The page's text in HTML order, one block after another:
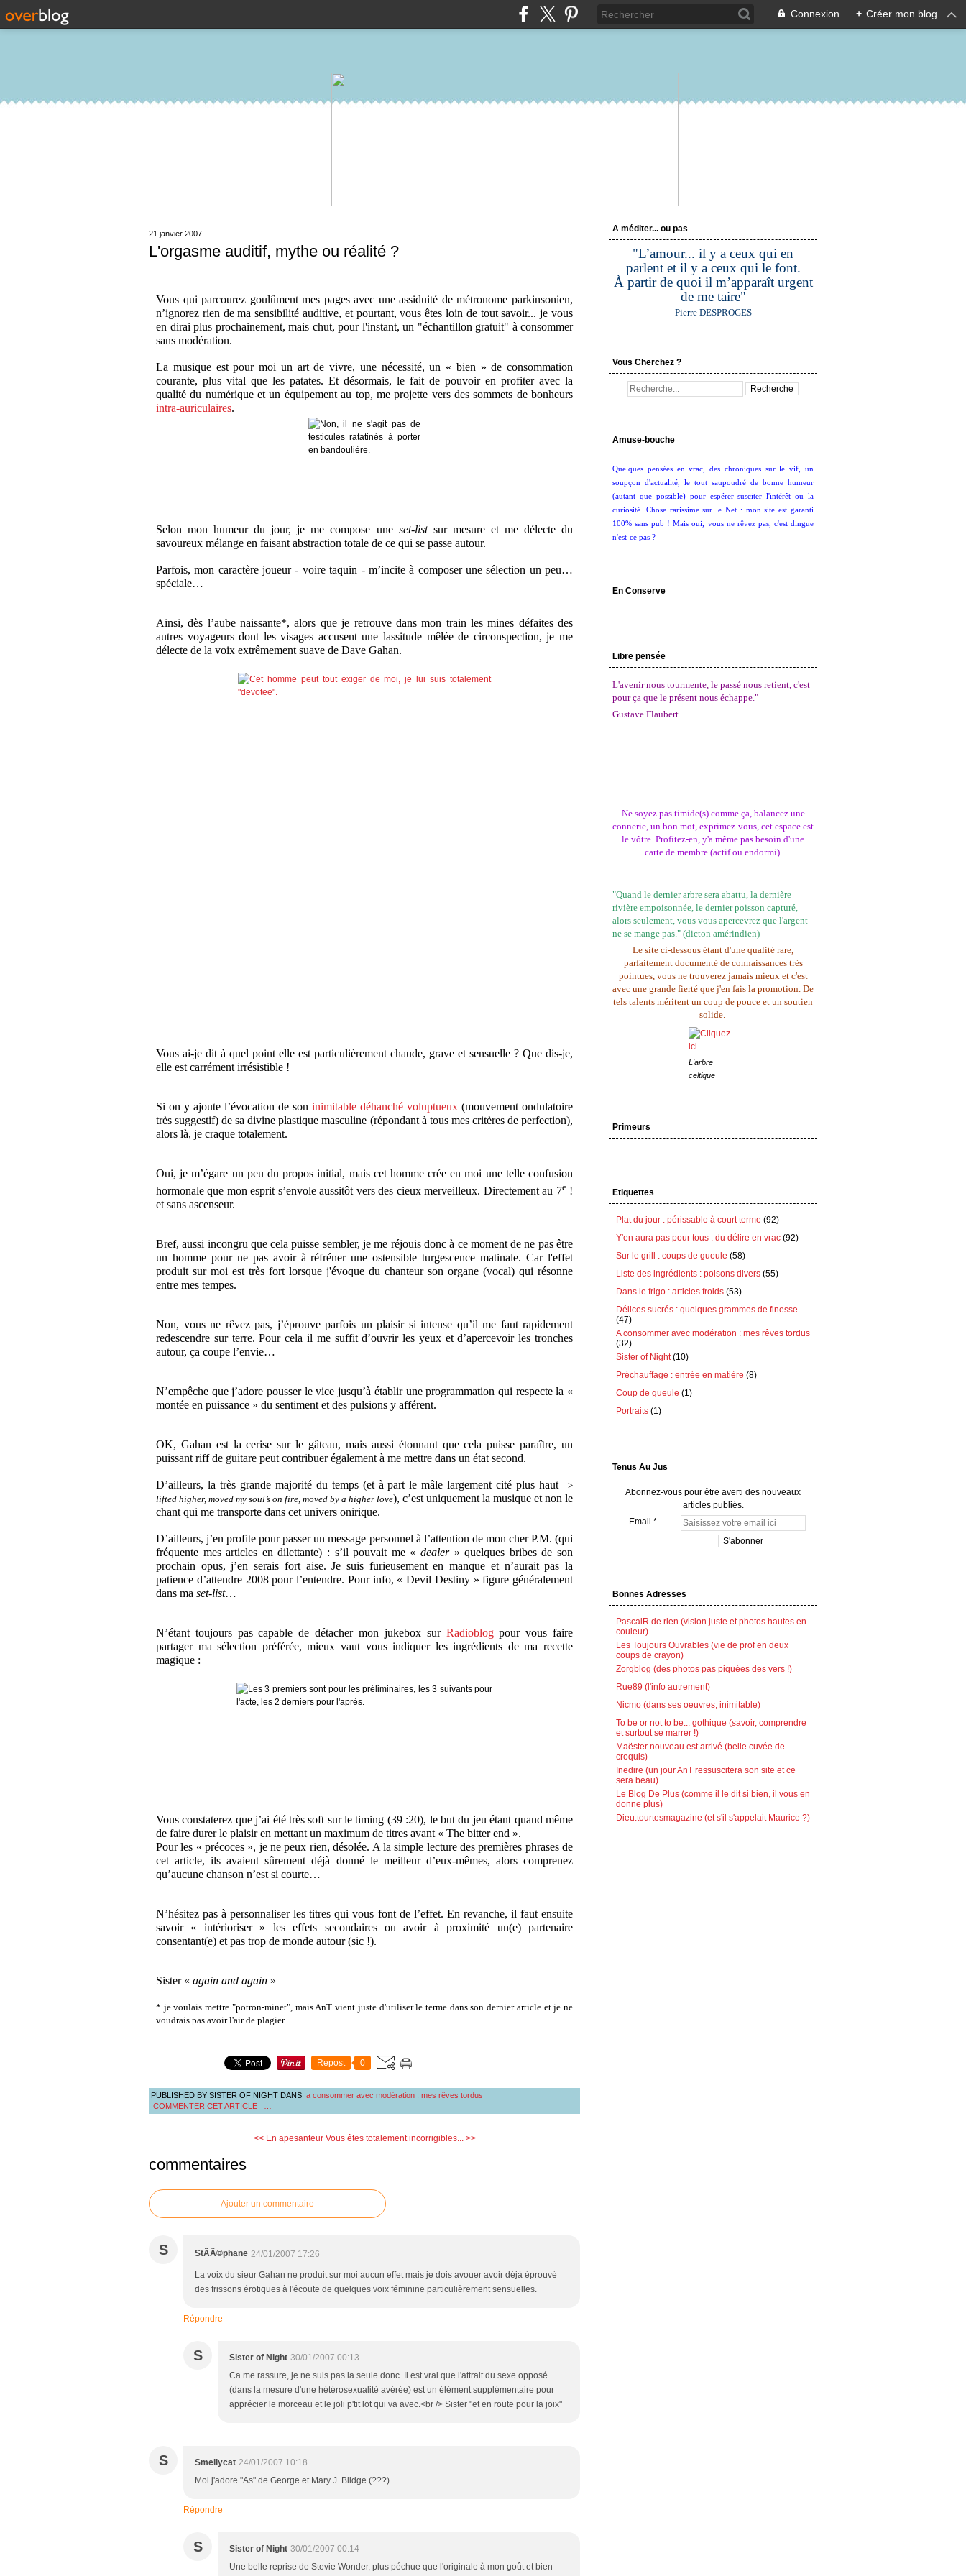
Connexion + Créer mon blog
21 janvier 2007
L'orgasme auditif, mythe ou réalité ?
Vous qui parcourez goulûment mes pages avec une assiduité de métronome parkinsonien,
n’ignorez rien de ma sensibilité auditive, et pourtant, vous êtes loin de tout savoir... je vous
en dirai plus prochainement, mais chut, pour l'instant, un "échantillon gratuit" à consommer
sans modération.
La musique est pour moi un art de vivre, une nécessité, un « bien » de consommation
courante, plus vital que les patates. Et désormais, le fait de pouvoir en profiter avec la
qualité du numérique et un équipement au top, me projette vers des sommets de bonheurs
intra-auriculaires.
Selon mon humeur du jour, je me compose une set-listsur mesure et me délecte du
savoureux mélange en faisant abstraction totale de ce qui se passe autour.
Parfois, mon caractère joueur - voire taquin - m’incite à composer une sélection un peu…
spéciale…
Ainsi, dès l’aube naissante*, alors que je retrouve dans mon train les mines défaites des
autres voyageurs dont les visages accusent une lassitude mêlée de circonspection, je me
délecte de la voix extrêmement suave de Dave Gahan.
Vous ai-je dit à quel point elle est particulièrement chaude, grave et sensuelle ? Que dis-je,
elle est carrément irrésistible !
Si on y ajoute l’évocation de son inimitable déhanché voluptueux (mouvement ondulatoire
très suggestif) de sa divine plastique masculine (répondant à tous mes critères de perfection),
alors là, je craque totalement.
Oui, je m’égare un peu du propos initial, mais cet homme crée en moi une telle confusion
hormonale que mon esprit s’envole aussitôt vers des cieux merveilleux. Directement au 7e!
et sans ascenseur.
Bref, aussi incongru que cela puisse sembler, je me réjouis donc à ce moment de ne pas être
un homme pour ne pas avoir à réfréner une ostensible turgescence matinale. Car l'effet
produit sur moi est très fort lorsque j'évoque du chanteur son organe (vocal) qui résonne
entre mes tempes.
Non, vous ne rêvez pas, j’éprouve parfois un plaisir si intense qu’il me faut rapidement
redescendre sur terre. Pour cela il me suffit d’ouvrir les yeux et d’apercevoir les tronches
autour, ça coupe l’envie…
N’empêche que j’adore pousser le vice jusqu’à établir une programmation qui respecte la «
montée en puissance » du sentiment et des pulsions y afférent.
OK, Gahan est la cerise sur le gâteau, mais aussi étonnant que cela puisse paraître, un
puissant riff de guitare peut contribuer également à me mettre dans un état second.
D’ailleurs, la très grande majorité du temps (et à part le mâle largement cité plus haut =>
lifted higher, moved my soul’s on fire, moved by a higher love), c’est uniquement la musique et non le
chant qui me transporte dans cet univers onirique.
D’ailleurs, j’en profite pour passer un message personnel à l’attention de mon cher P.M. (qui
fréquente mes articles en dilettante) : s’il pouvait me « dealer» quelques bribes de son
prochain opus, j’en serais fort aise. Je suis furieusement en manque et n’aurait pas la
patience d’attendre 2008 pour l’entendre. Pour info, « Devil Destiny » figure généralement
dans ma set-list…
N’étant toujours pas capable de détacher mon jukebox sur Radioblogpour vous faire
partager ma sélection préférée, mieux vaut vous indiquer les ingrédients de ma recette
magique :
Vous constaterez que j’ai été très soft sur le timing (39 :20), le but du jeu étant quand même
de faire durer le plaisir en mettant un maximum de titres avant « The bitter end ».
Pour les « précoces », je ne peux rien, désolée. A la simple lecture des premières phrases de
cet article, ils avaient sûrement déjà donné le meilleur d’eux-mêmes, alors comprenez
qu’aucune chanson n’est si courte…
N’hésitez pas à personnaliser les titres qui vous font de l’effet. En revanche, il faut ensuite
savoir « intérioriser » les effets secondaires ou avoir à proximité un(e) partenaire
consentant(e) et pas trop de monde autour (sic !).
Sister « again and again »
* je voulais mettre "potron-minet", mais AnT vient juste d'utiliser le terme dans son dernier article et je ne
voudrais pas avoir l'air de plagier.
Repost 0
PUBLISHED BY SISTER OF NIGHT DANS a consommer avec modération : mes rêves tordus
COMMENTER CET ARTICLE
<< En apesanteur Vous êtes totalement incorrigibles... >>
commentaires
Ajouter un commentaire
S StÃÂ©phane 24/01/2007 17:26
La voix du sieur Gahan ne produit sur moi aucun effet mais je dois avouer avoir déjà éprouvé
des frissons érotiques à l'écoute de quelques voix féminine particulièrement sensuelles.
Répondre
S Sister of Night 30/01/2007 00:13
Ca me rassure, je ne suis pas la seule donc. Il est vrai que l'attrait du sexe opposé
(dans la mesure d'une hétérosexualité avérée) est un élément supplémentaire pour
apprécier le morceau et le joli p'tit lot qui va avec.<br /> Sister "et en route pour la joix"
S Smellycat 24/01/2007 10:18
Moi j'adore "As" de George et Mary J. Blidge (???)
Répondre
S Sister of Night 30/01/2007 00:14
Une belle reprise de Stevie Wonder, plus péchue que l'originale à mon goût et bien
A méditer... ou pas
"L’amour... il y a ceux qui en
parlent et il y a ceux qui le font.
À partir de quoi il m’apparaît urgent
de me taire"
Pierre DESPROGES
Vous Cherchez ?
Amuse-bouche
Quelques pensées en vrac, des chroniques sur le vif, un
soupçon d'actualité, le tout saupoudré de bonne humeur
(autant que possible) pour espérer susciter l'intérêt ou la
curiosité. Chose rarissime sur le Net : mon site est garanti
100% sans pub ! Mais oui, vous ne rêvez pas, c'est dingue
n'est-ce pas ?
En Conserve
Libre pensée
L'avenir nous tourmente, le passé nous retient, c'est
pour ça que le présent nous échappe."
Gustave Flaubert
Ne soyez pas timide(s) comme ça, balancez une
connerie, un bon mot, exprimez-vous, cet espace est
le vôtre. Profitez-en, y'a même pas besoin d'une
carte de membre (actif ou endormi).
"Quand le dernier arbre sera abattu, la dernière
rivière empoisonnée, le dernier poisson capturé,
alors seulement, vous vous apercevrez que l'argent
ne se mange pas." (dicton amérindien)
Le site ci-dessous étant d'une qualité rare,
parfaitement documenté de connaissances très
pointues, vous ne trouverez jamais mieux et c'est
avec une grande fierté que j'en fais la promotion. De
tels talents méritent un coup de pouce et un soutien
solide.
L'arbre
celtique
Primeurs
Etiquettes
Plat du jour : périssable à court terme (92)
Y'en aura pas pour tous : du délire en vrac (92)
Sur le grill : coups de gueule (58)
Liste des ingrédients : poisons divers (55)
Dans le frigo : articles froids (53)
Délices sucrés : quelques grammes de finesse
(47)
A consommer avec modération : mes rêves tordus
(32)
Sister of Night(10)
Préchauffage : entrée en matière (8)
Coup de gueule (1)
Portraits (1)
Tenus Au Jus
Abonnez-vous pour être averti des nouveaux
articles publiés.
Email
Bonnes Adresses
PascalR de rien (vision juste et photos hautes en
couleur)
Les Toujours Ouvrables (vie de prof en deux
coups de crayon)
Zorgblog (des photos pas piquées des vers !)
Rue89 (l'info autrement)
Nicmo (dans ses oeuvres, inimitable)
To be or not to be... gothique (savoir, comprendre
et surtout se marrer !)
Maëster nouveau est arrivé (belle cuvée de
croquis)
Inedire (un jour AnT ressuscitera son site et ce
sera beau)
Le Blog De Plus (comme il le dit si bien, il vous en
donne plus)
Dieu.tourtesmagazine (et s'il s'appelait Maurice ?)